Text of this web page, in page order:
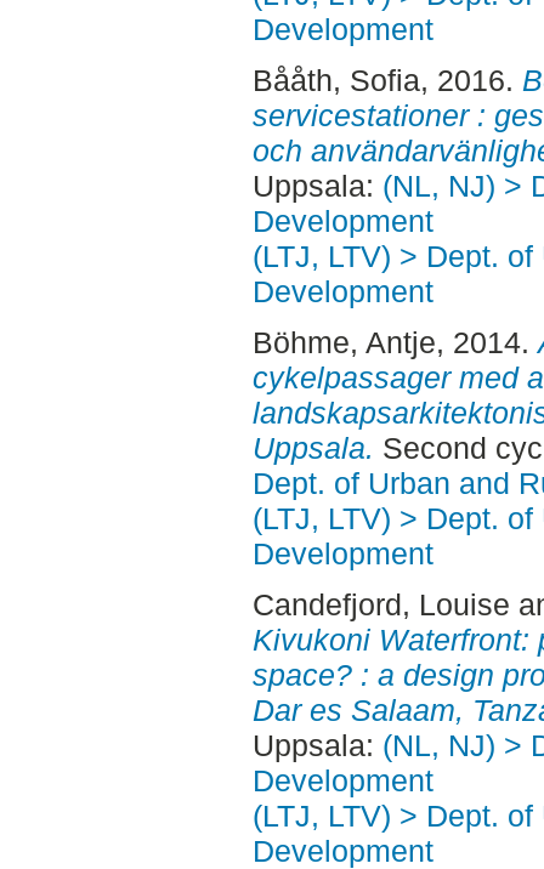
Development
Bååth, Sofia, 2016.
servicestationer :
och
Uppsala: (NL, NJ) >
Development
(LTJ, LTV) > Dept.
Development
Böhme, Antje, 2014.
cykelpassager med
Uppsala. Second
Dept. of Urban and
(LTJ, LTV) > Dept.
Development
Candefjord, Louise
Kivukoni Waterfront:
space? : a design
Dar es Salaam,
Uppsala: (NL, NJ) >
Development
(LTJ, LTV) > Dept.
Development